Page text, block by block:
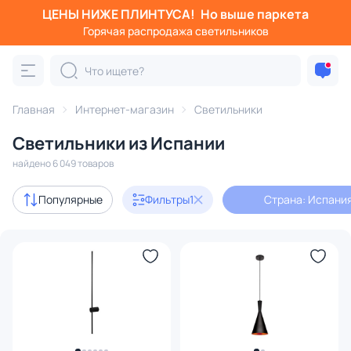
ЦЕНЫ НИЖЕ ПЛИНТУСА! Но выше паркета
Горячая распродажа светильников
Главная Интернет-магазин Светильники
Светильники из Испании
найдено 6 049 товаров
Популярные Фильтры1 Страна:
Фильтры
Категория:
Люстры Подвесные светильники
Акции 982